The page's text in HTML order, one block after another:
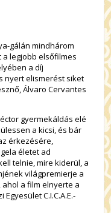
gálán mindhárom
a legjobb elsőfilmes
a díj
nyert elismerést siket
Álvaro Cervantes
gyermekáldás elé
a kicsi, és bár
érkezésére,
életet ad
telnie, mire kiderül, a
világpremierje a
a film elnyerte a
C.I.C.A.E.-